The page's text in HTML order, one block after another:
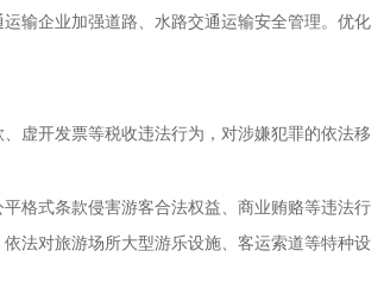
输企业加强道路、水路交通运输安全管理。优化
虚开发票等税收违法行为，对涉嫌犯罪的依法移
格式条款侵害游客合法权益、商业贿赂等违法行
法对旅游场所大型游乐设施、客运索道等特种设